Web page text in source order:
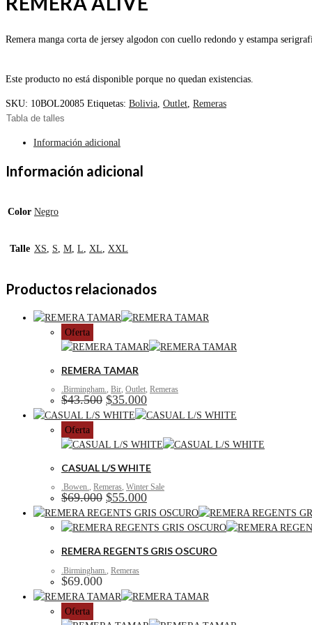
Remera manga corta de jersey algodon con cuello redondo y estampa
Este producto no está disponible porque no quedan existencias.
SKU: 10BOL20085 Etiquetas: Bolivia Outlet Remeras
Tabla de talles
Información adicional
Información adicional
Color Negro
Talle XS S M L XL XXL
Productos relacionados
Oferta
REMERA TAMAR
.Birmingham., Bir, Outlet, Remeras
$43.500 El
precio
original
$43.500.
$35.000El
precio
actual
$35.000.
Oferta
CASUAL L/S WHITE
.Bowen., Remeras, Winter Sale
$69.000 El
precio
original
era:
$69.000.
$55.000El
precio
actual
es:
$55.000.
REMERA REGENTS GRIS OSCURO
.Birmingham. Remeras
$69.000
Oferta